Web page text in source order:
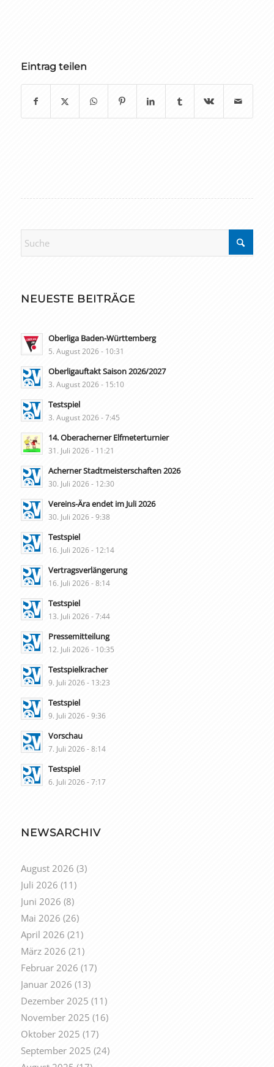
Eintrag teilen
NEUESTE BEITRÄGE
Oberliga Baden-Württemberg
5. August 2026 - 10:31
Oberligauftakt Saison 2026/2027
3. August 2026 - 15:10
Testspiel
3. August 2026 - 7:45
14. Oberacherner Elfmeterturnier
31. Juli 2026 - 11:21
Acherner Stadtmeisterschaften 2026
30. Juli 2026 - 12:30
Vereins-Ära endet im Juli 2026
30. Juli 2026 - 9:38
Testspiel
16. Juli 2026 - 12:14
Vertragsverlängerung
16. Juli 2026 - 8:14
Testspiel
13. Juli 2026 - 7:44
Pressemitteilung
12. Juli 2026 - 10:35
Testspielkracher
9. Juli 2026 - 13:23
Testspiel
9. Juli 2026 - 9:36
Vorschau
7. Juli 2026 - 8:14
Testspiel
6. Juli 2026 - 7:17
NEWSARCHIV
August 2026 (3)
Juli 2026 (11)
Juni 2026 (8)
Mai 2026 (26)
April 2026 (21)
März 2026 (21)
Februar 2026 (17)
Januar 2026 (13)
Dezember 2025 (11)
November 2025 (16)
Oktober 2025 (17)
September 2025 (24)